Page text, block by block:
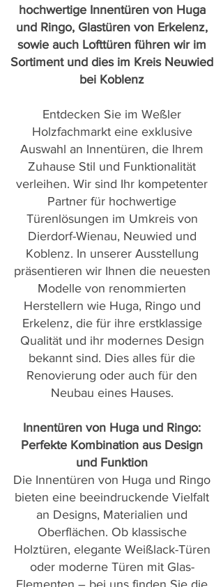
hochwertige Innentüren von Huga
und Ringo, Glastüren von Erkelenz,
sowie auch Lofttüren führen wir im
Sortiment und dies im Kreis Neuwied
bei Koblenz
Entdecken Sie im Weßler
Holzfachmarkt eine exklusive
Auswahl an Innentüren, die Ihrem
Zuhause Stil und Funktionalität
verleihen. Wir sind Ihr kompetenter
Partner für hochwertige
Türenlösungen im Umkreis von
Dierdorf-Wienau, Neuwied und
Koblenz. In unserer Ausstellung
präsentieren wir Ihnen die neuesten
Modelle von renommierten
Herstellern wie Huga, Ringo und
Erkelenz, die für ihre erstklassige
Qualität und ihr modernes Design
bekannt sind. Dies alles für die
Renovierung oder auch für den
Neubau eines Hauses.
Innentüren von Huga und Ringo:
Perfekte Kombination aus Design
und Funktion
Die Innentüren von Huga und Ringo
bieten eine beeindruckende Vielfalt
an Designs, Materialien und
Oberflächen. Ob klassische
Holztüren, elegante Weißlack-Türen
oder moderne Türen mit Glas-
Elementen – bei uns finden Sie die